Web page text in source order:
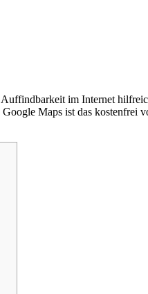
im Internet
Maps ist das